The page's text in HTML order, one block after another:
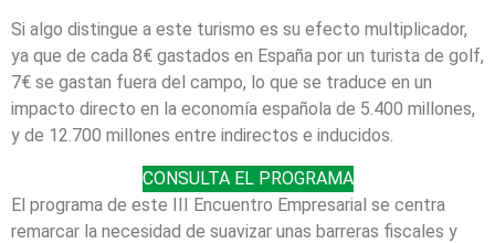
Si algo distingue a este turismo es su efecto multiplicador,
ya que de cada 8€ gastados en España por un turista de golf,
7€ se gastan fuera del campo, lo que se traduce en un
impacto directo en la economía española de 5.400 millones,
y de 12.700 millones entre indirectos e inducidos.
CONSULTA EL PROGRAMA
El programa de este III Encuentro Empresarial se centra
remarcar la necesidad de suavizar unas barreras fiscales y